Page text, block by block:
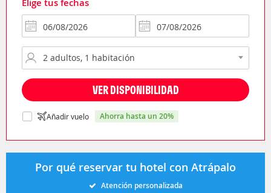
Elige tus fechas
VER DISPONIBILIDAD
Añadir vuelo ahorra hasta un 20%
Por qué reservar tu hotel con Atrápalo
Atención personalizada